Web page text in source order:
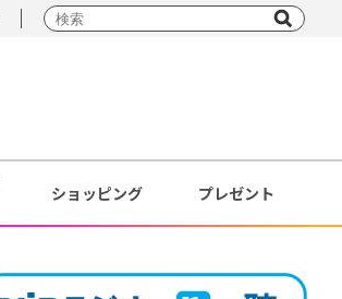
ショッピング プレゼント